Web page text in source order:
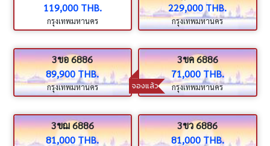
119,000 THB.
กรุงเทพมหานคร
229,000 THB.
กรุงเทพมหานคร
3ขอ 6886
89,900 THB.
กรุงเทพมหานคร จองแล้ว
3ขค 6886
71,000 THB.
กรุงเทพมหานคร
3ขฌ 6886
81,000 THB.
3ขว 6886
81,000 THB.